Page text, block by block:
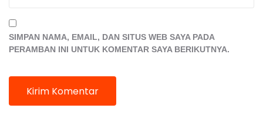
SIMPAN NAMA, EMAIL, DAN SITUS WEB SAYA PADA
PERAMBAN INI UNTUK KOMENTAR SAYA BERIKUTNYA.